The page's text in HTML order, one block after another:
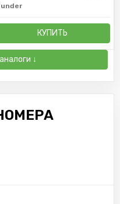
КУПИТЬ
↓